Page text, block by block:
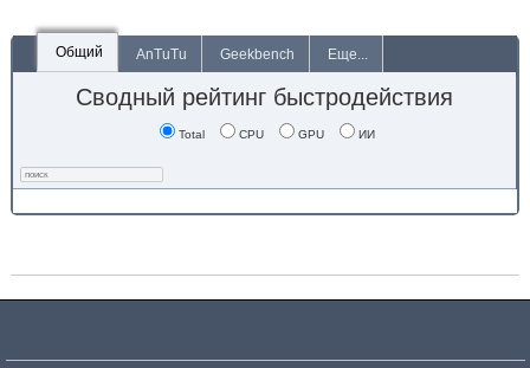
Общий AnTuTu Geekbench Еще...
Сводный рейтинг быстродействия
Total CPU GPU ИИ